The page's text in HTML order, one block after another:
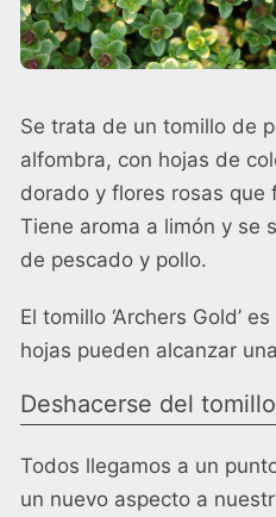
Se trata de un tomillo de
alfombra, con hojas de
dorado y flores rosas que
Tiene aroma a limón y se
de pescado y pollo.
El tomillo ‘Archers Gold’
hojas pueden alcanzar
Deshacerse del
Todos llegamos a un
un nuevo aspecto a